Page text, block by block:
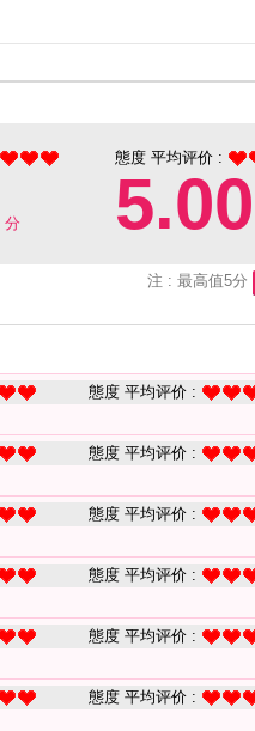
分
態度 平均评价 :
5.00
注 : 最高值5分
態度 平均评价 :
態度 平均评价 :
態度 平均评价 :
態度 平均评价 :
態度 平均评价 :
態度 平均评价 :